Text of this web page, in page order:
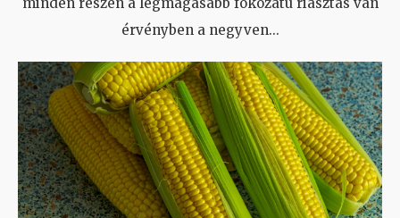
érvényben a negyven...